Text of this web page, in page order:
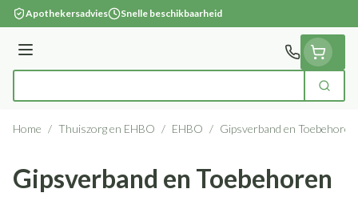
Ga naar de inhoud
Apothekersadvies Snelle beschikbaarheid
Menu
Zoek
Home / Thuiszorg en EHBO / EHBO / Gipsverband en Toebehoren
Gipsverband en Toebehoren